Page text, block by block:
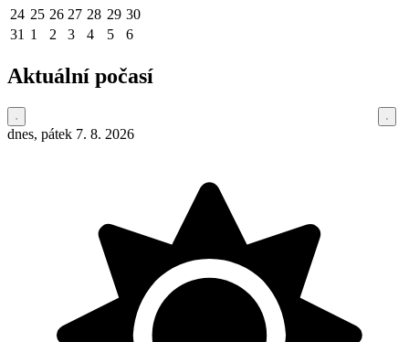
24 25 26 27 28 29 30
31 1 2 3 4 5 6
Aktuální počasí
dnes, pátek 7. 8. 2026